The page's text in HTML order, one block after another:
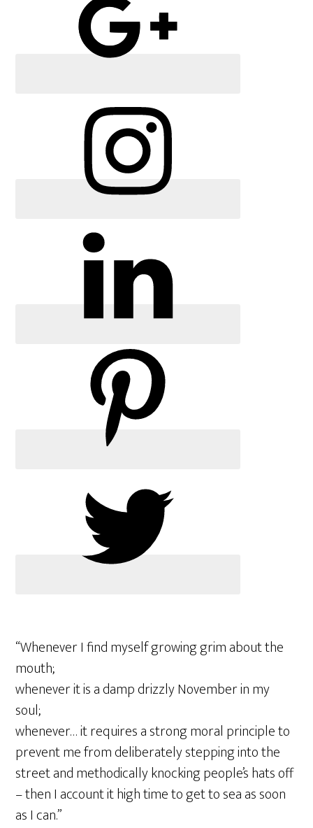
“Whenever I find myself growing grim about the
mouth;
whenever it is a damp drizzly November in my
soul;
whenever… it requires a strong moral principle to
prevent me from deliberately stepping into the
street and methodically knocking people’s hats off
– then I account it high time to get to sea as soon
as I can.”